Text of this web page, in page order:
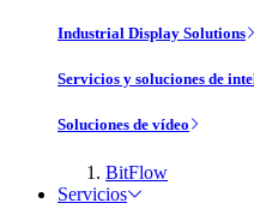
Industrial Display Solutions
Servicios y soluciones de
Soluciones de vídeo
BitFlow
Servicios